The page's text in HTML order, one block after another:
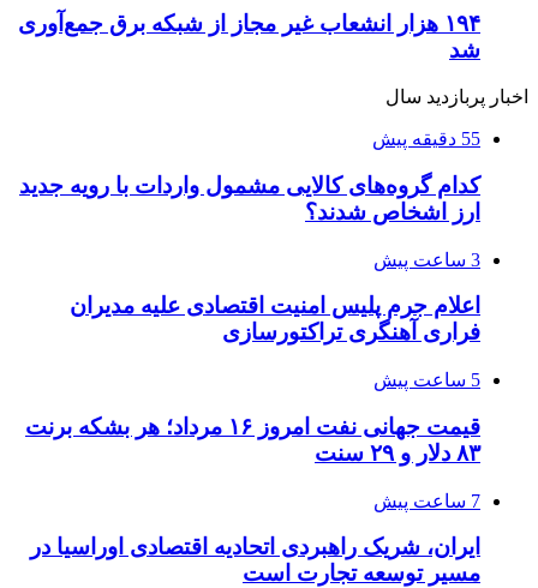
۱۹۴ هزار انشعاب غیر مجاز از شبکه برق جمع‌آوری
شد
اخبار پربازدید سال
55 دقیقه پیش
کدام گروه‌های کالایی مشمول واردات با رویه جدید
ارز اشخاص شدند؟
3 ساعت پیش
اعلام جرم پلیس امنیت اقتصادی علیه مدیران
فراری آهنگری تراکتورسازی
5 ساعت پیش
قیمت جهانی نفت امروز ۱۶ مرداد؛ هر بشکه برنت
۸۳ دلار و ۲۹ سنت
7 ساعت پیش
ایران، شریک راهبردی اتحادیه اقتصادی اوراسیا در
مسیر توسعه تجارت است